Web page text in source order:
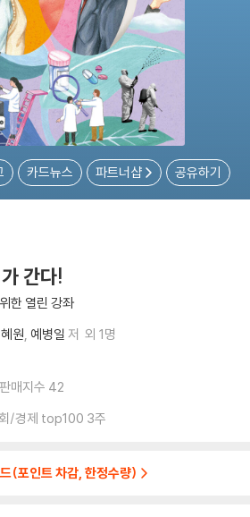
카드뉴스 파트너샵 공유하기
간다!
한 열린 강좌
원 예병일 저 외 1명
판매지수 42
/경제 top100 3주
(포인트 차감, 한정수량)